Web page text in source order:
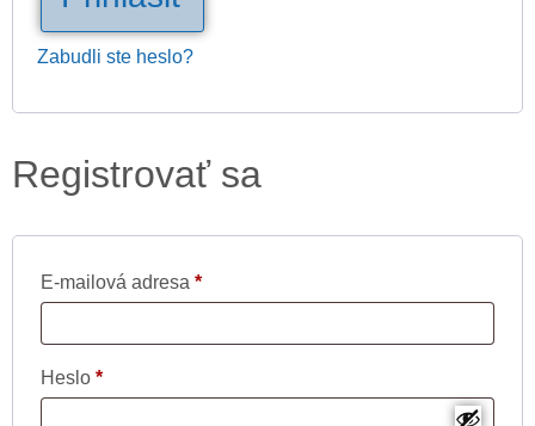
Zabudli ste heslo?
Registrovať sa
E-mailová adresa *
Heslo *